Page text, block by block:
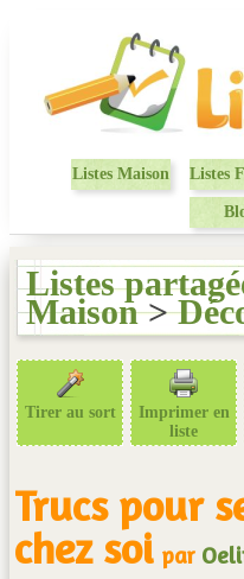
Listes Maison Listes
Listes
Maison>
Tirer au sort
Imprimer en
liste
Trucs pour
chez soi par